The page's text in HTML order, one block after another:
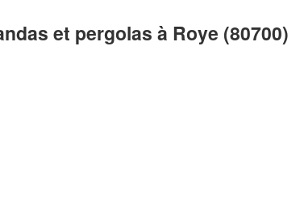
et pergolas à Roye (80700)